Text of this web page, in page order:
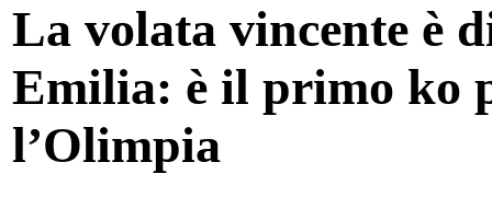
La volata vincente è
Emilia: è il primo ko
l’Olimpia